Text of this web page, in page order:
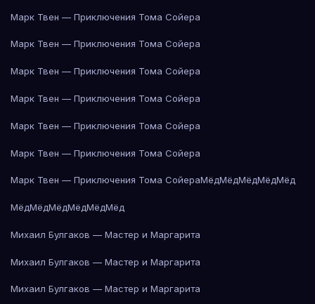
Марк Твен — Приключения Тома Сойера
Марк Твен — Приключения Тома Сойера
Марк Твен — Приключения Тома Сойера
Марк Твен — Приключения Тома Сойера
Марк Твен — Приключения Тома Сойера
Марк Твен — Приключения Тома Сойера
Марк Твен — Приключения Тома СойераМёдМёдМёдМёдМёд
МёдМёдМёдМёдМёдМёд
Михаил Булгаков — Мастер и Маргарита
Михаил Булгаков — Мастер и Маргарита
Михаил Булгаков — Мастер и Маргарита